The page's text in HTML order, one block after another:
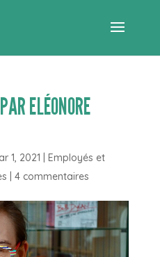
ELÉONORE
1, 2021
Employés et
4 commentaires